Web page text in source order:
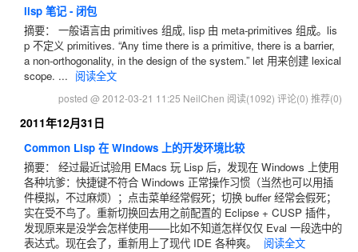
lisp 笔记 - 闭包
摘要： 一般语言由 primitives 组成, lisp 由 meta-primitives 组成。lis
p 不定义 primitives. “Any time there is a primitive, there is a barrier,
a non-orthogonality, in the design of the system.” let 用来创建 lexical
scope. ... 阅读全文
posted @ 2012-03-21 11:25 NeilChen 阅读(1092) 评论(0) 推荐(0)
2011年12月31日
Common Lisp 在 Windows 上的开发环境比较
摘要： 经过最近试验用 EMacs 玩 Lisp 后，发现在 Windows 上使用
各种坑爹：快捷键不符合 Windows 正常操作习惯（当然也可以用插
件模拟，不过麻烦）；点击菜单经常假死；切换 buffer 经常会假死；
实在受不鸟了。重新切换回去用之前配置的 Eclipse + CUSP 插件，
发现原来是没学会怎样使用——比如不知道怎样仅仅 Eval 一段选中的
表达式。现在会了，重新用上了现代 IDE 各种爽。
阅读全文